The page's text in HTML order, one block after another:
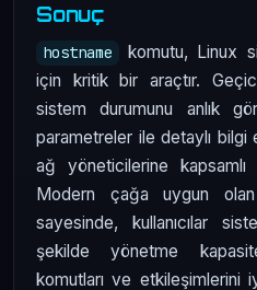
Sonuç
hostname
komutu, Linux
için kritik bir araçtır.
sistem durumunu anlık
parametreler ile detaylı
ağ yöneticilerine
Modern çağa uygun
sayesinde, kullanıcılar
şekilde yönetme
komutları ve etkileşimlerini